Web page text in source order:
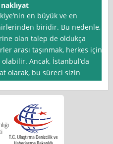
en büyük ve en
biridir. Bu nedenle,
olan talep de oldukça
arası taşınmak, herkes için
Ancak, İstanbul’da
olarak, bu süreci sizin